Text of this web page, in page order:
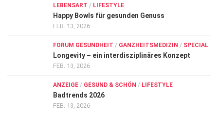
LEBENSART / LIFESTYLE
Happy Bowls für gesunden Genuss
FEB. 13, 2026
FORUM GESUNDHEIT / GANZHEITSMEDIZIN / SPECIAL
Longevity – ein interdisziplinäres Konzept
FEB. 13, 2026
ANZEIGE / GESUND & SCHÖN / LIFESTYLE
Badtrends 2026
FEB. 13, 2026